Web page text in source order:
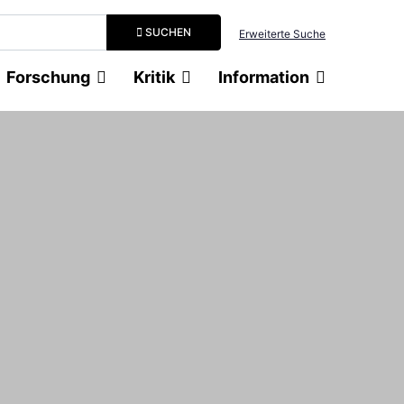
SUCHEN Erweiterte Suche
Forschung Kritik Information